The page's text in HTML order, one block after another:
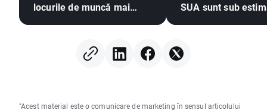
locurile de muncă mai
majorare a ratei dobânzii?
SUA sunt sub
"Acest material este o comunicare de marketing în sensul articolului